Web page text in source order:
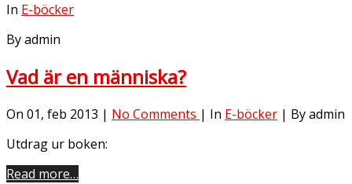
In E-böcker
By admin
Vad är en människa?
On 01, feb 2013 | No Comments | In E-böcker | By admin
Utdrag ur boken:
Read more…